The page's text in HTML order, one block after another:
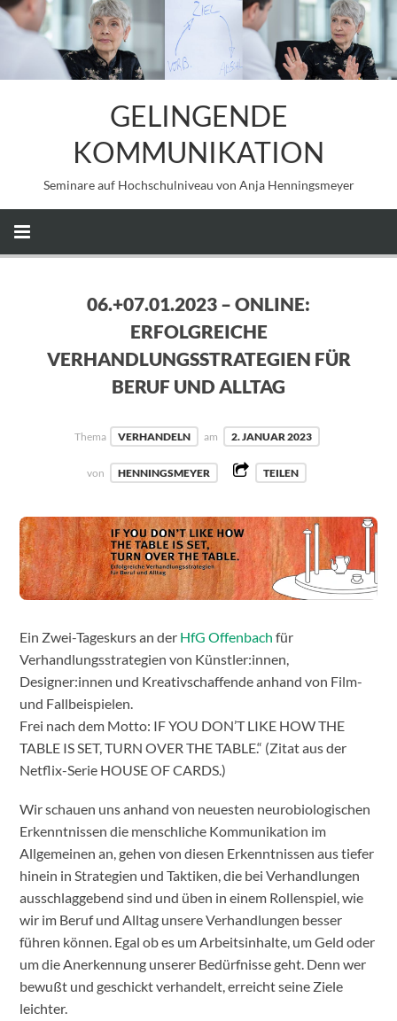
GELINGENDE
KOMMUNIKATION
Seminare auf Hochschulniveau von Anja Henningsmeyer
06.+07.01.2023 – ONLINE:
ERFOLGREICHE
VERHANDLUNGSSTRATEGIEN FÜR
BERUF UND ALLTAG
Thema VERHANDELN am 2. JANUAR 2023
von HENNINGSMEYER TEILEN
Ein Zwei-Tageskurs an der HfG Offenbach für
Verhandlungsstrategien von Künstler:innen,
Designer:innen und Kreativschaffende anhand von Film-
und Fallbeispielen.
Frei nach dem Motto: IF YOU DON’T LIKE HOW THE
TABLE IS SET, TURN OVER THE TABLE.“ (Zitat aus der
Netflix-Serie HOUSE OF CARDS.)
Wir schauen uns anhand von neuesten neurobiologischen
Erkenntnissen die menschliche Kommunikation im
Allgemeinen an,gehen von diesen Erkenntnissen aus tiefer
hinein in Strategien und Taktiken, die bei Verhandlungen
ausschlaggebend sind und üben in einem Rollenspiel, wie
wir im Beruf und Alltag unsere Verhandlungen besser
führen können. Egal ob es um Arbeitsinhalte, um Geld oder
um die Anerkennung unserer Bedürfnisse geht. Denn wer
bewußt und geschickt verhandelt, erreicht seine Ziele
leichter.